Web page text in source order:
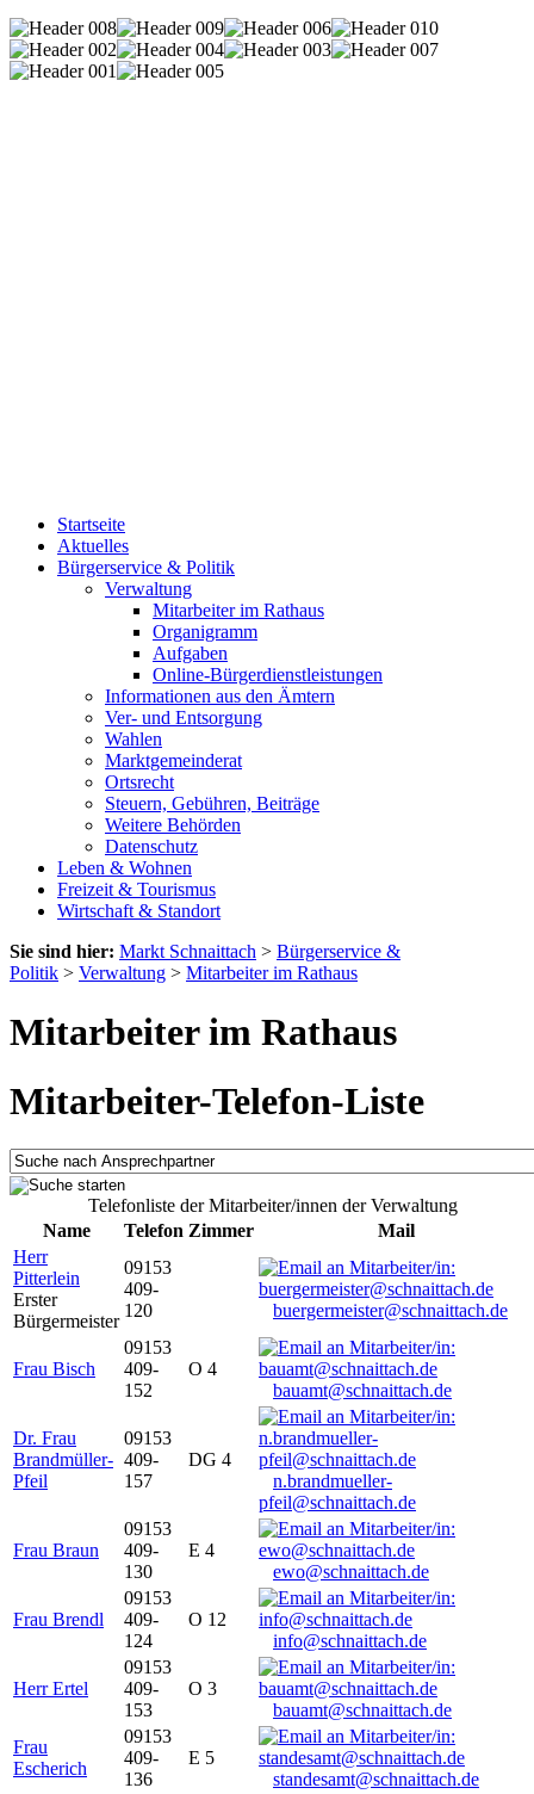
Startseite
Aktuelles
Bürgerservice & Politik
Verwaltung
Mitarbeiter im Rathaus
Organigramm
Aufgaben
Online-Bürgerdienstleistungen
Informationen aus den Ämtern
Ver- und Entsorgung
Wahlen
Marktgemeinderat
Ortsrecht
Steuern, Gebühren, Beiträge
Weitere Behörden
Datenschutz
Leben & Wohnen
Freizeit & Tourismus
Wirtschaft & Standort
Sie sind hier: Markt Schnaittach > Bürgerservice &
Politik > Verwaltung > Mitarbeiter im Rathaus
Mitarbeiter im Rathaus
Mitarbeiter-Telefon-Liste
Telefonliste der Mitarbeiter/innen der Verwaltung
Name
Telefon Zimmer
Mail
Herr
Pitterlein
Erster
Bürgermeister
09153
409-
120
buergermeister@schnaittach.de
Frau Bisch
09153
409-
152
O 4
bauamt@schnaittach.de
Dr. Frau
Brandmüller-
Pfeil
09153
409-
157
DG 4
n.brandmueller-
pfeil@schnaittach.de
Frau Braun
09153
409-
130
E 4
ewo@schnaittach.de
Frau Brendl
09153
409-
124
O 12
info@schnaittach.de
Herr Ertel
09153
409-
153
O 3
bauamt@schnaittach.de
Frau
Escherich
09153
409-
136
E 5
standesamt@schnaittach.de